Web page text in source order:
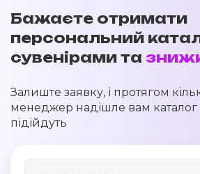
Бажаєте отримати
персональний
сувенірами та
Залиште заявку, і протягом
менеджер надішле вам каталог
підійдуть